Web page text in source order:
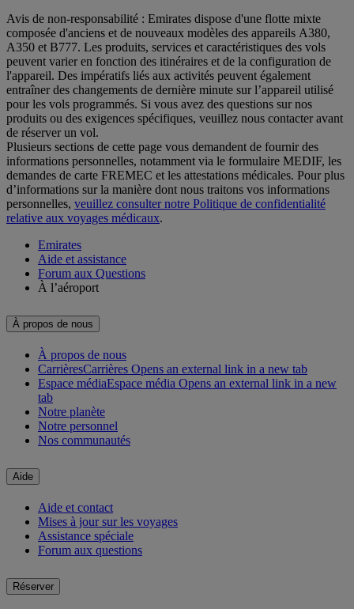
Avis de non-responsabilité : Emirates dispose d'une flotte mixte
composée d'anciens et de nouveaux modèles des appareils A380,
A350 et B777. Les produits, services et caractéristiques des vols
peuvent varier en fonction des itinéraires et de la configuration de
l'appareil. Des impératifs liés aux activités peuvent également
entraîner des changements de dernière minute sur l’appareil utilisé
pour les vols programmés. Si vous avez des questions sur nos
produits ou des exigences spécifiques, veuillez nous contacter avant
de réserver un vol.
Plusieurs sections de cette page vous demandent de fournir des
informations personnelles, notamment via le formulaire MEDIF, les
demandes de carte FREMEC et les attestations médicales. Pour plus
d’informations sur la manière dont nous traitons vos informations
personnelles, veuillez consulter notre Politique de confidentialité
relative aux voyages médicaux.
Emirates
Aide et assistance
Forum aux Questions
À l’aéroport
À propos de nous
À propos de nous
CarrièresCarrières Opens an external link in a new tab
Espace médiaEspace média Opens an external link in a new
tab
Notre planète
Notre personnel
Nos communautés
Aide
Aide et contact
Mises à jour sur les voyages
Assistance spéciale
Forum aux questions
Réserver